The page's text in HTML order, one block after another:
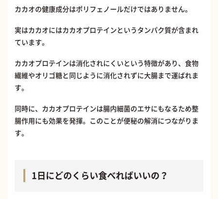
カカオの健康成分はポリフェノールだけではありません。
実はカカオにはカカオプロテインというタンパク質が含まれ
ています。
カカオプロテインは消化されにくいという特徴があり、食物
繊維やオリゴ糖と同じように消化されずに大腸まで運ばれま
す。
同時に、カカオプロテインは腸内細菌のエサにもなるため整
腸作用にも効果を発揮。このことが便秘の解消につながりま
す。
1日にどのくらい食べればいいの？